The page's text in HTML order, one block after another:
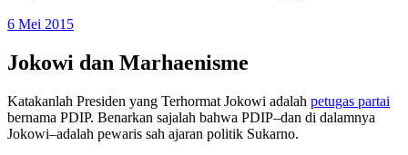
6 Mei 2015
Jokowi dan Marhaenisme
Katakanlah Presiden yang Terhormat Jokowi adalah petugas partai
bernama PDIP. Benarkan sajalah bahwa PDIP–dan di dalamnya
Jokowi–adalah pewaris sah ajaran politik Sukarno.